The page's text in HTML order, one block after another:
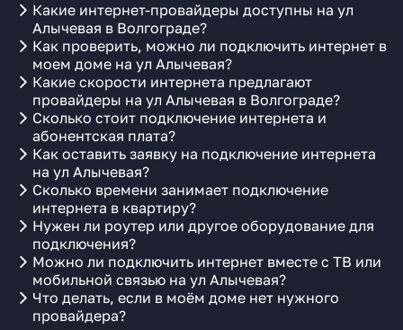
Какие интернет-провайдеры доступны на ул
Алычевая в Волгограде?
Как проверить, можно ли подключить интернет в
моем доме на ул Алычевая?
Какие скорости интернета предлагают
провайдеры на ул Алычевая в Волгограде?
Сколько стоит подключение интернета и
абонентская плата?
Как оставить заявку на подключение интернета
на ул Алычевая?
Сколько времени занимает подключение
интернета в квартиру?
Нужен ли роутер или другое оборудование для
подключения?
Можно ли подключить интернет вместе с ТВ или
мобильной связью на ул Алычевая?
Что делать, если в моём доме нет нужного
провайдера?